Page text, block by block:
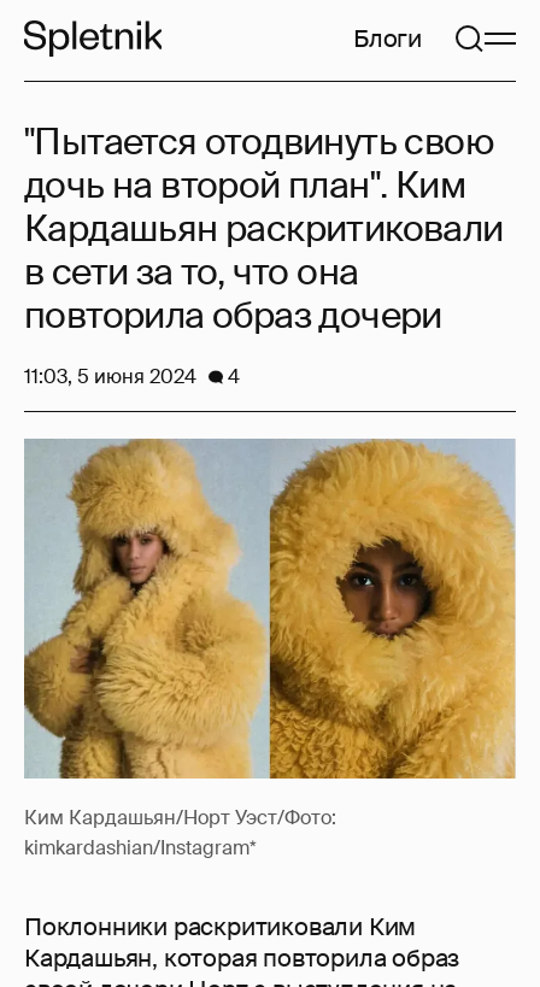
Блоги
Ким Кардашьян/Норт Уэст/Фото:
kimkardashian/Instagram*
Поклонники раскритиковали Ким
Кардашьян, которая повторила образ
"Пытается отодвинуть свою
дочь на второй план". Ким
Кардашьян раскритиковали
в сети за то, что она
повторила образ дочери
11:03, 5 июня 2024 4